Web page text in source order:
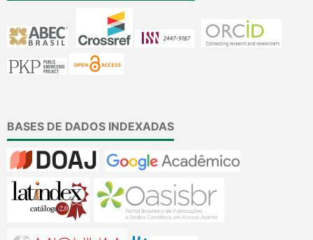
BASES DE DADOS INDEXADAS